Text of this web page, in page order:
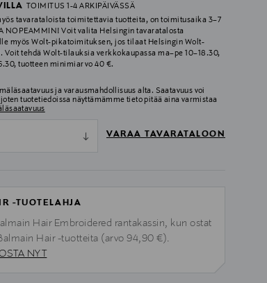
TOIMITUS 1-4 ARKIPÄIVÄSSÄ
tavarataloista toimitettavia tuotteita, on toimitusaika 3–7
NOPEAMMIN! Voit valita Helsingin tavaratalosta
myös Wolt-pikatoimituksen, jos tilaat Helsingin Wolt-
Voit tehdä Wolt-tilauksia verkkokaupassa ma–pe 10–18.30,
tuotteen minimiarvo 40 €.
ja varausmahdollisuus alta. Saatavuus voi
tuotetiedoissa näyttämämme tieto pitää aina varmistaa
VARAA TAVARATALOON
-TUOTELAHJA
Hair Embroidered rantakassin, kun ostat
Hair -tuotteita (arvo 94,90 €).
NYT